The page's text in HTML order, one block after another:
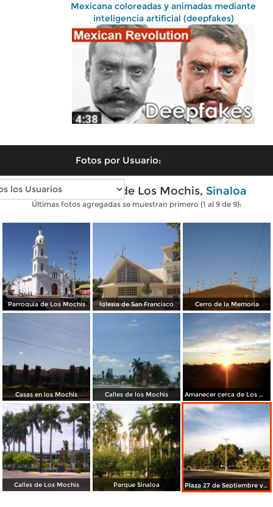
Mexicana coloreadas y animadas mediante
inteligencia artificial (deepfakes)
Fotos por Usuario:
Fotos modernas de Los Mochis, Sinaloa
Últimas fotos agregadas se muestran primero (1 al 9 de 9):
Parroquia de Los Mochis Iglesia de San Francisco Cerro de la Memoria
Casas en los Mochis Calles de los Mochis Amanecer cerca de Los Mochis
Calles de Los Mochis Parque Sinaloa Plaza 27 de Septiembre y Templo del Sagrado Corazón